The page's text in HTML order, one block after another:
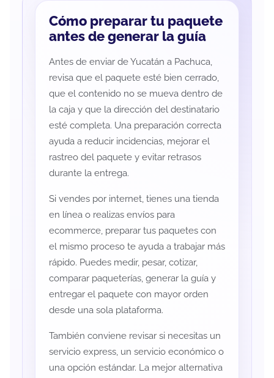
Cómo preparar tu paquete
antes de generar la guía
Antes de enviar de Yucatán a Pachuca,
revisa que el paquete esté bien cerrado,
que el contenido no se mueva dentro de
la caja y que la dirección del destinatario
esté completa. Una preparación correcta
ayuda a reducir incidencias, mejorar el
rastreo del paquete y evitar retrasos
durante la entrega.
Si vendes por internet, tienes una tienda
en línea o realizas envíos para
ecommerce, preparar tus paquetes con
el mismo proceso te ayuda a trabajar más
rápido. Puedes medir, pesar, cotizar,
comparar paqueterías, generar la guía y
entregar el paquete con mayor orden
desde una sola plataforma.
También conviene revisar si necesitas un
servicio express, un servicio económico o
una opción estándar. La mejor alternativa